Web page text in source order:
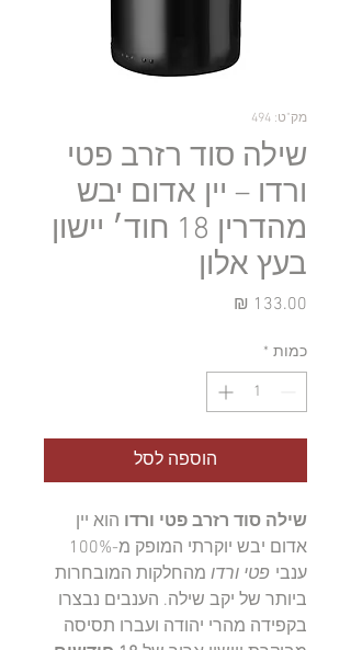
מק"ט: 494
שילה סוד רזרב פטי
ורדו – יין אדום יבש
מהדרין 18 חוד׳ יישון
בעץ אלון
כמות *
הוספה לסל
שילה סוד רזרב פטי ורדו הוא יין
אדום יבש יוקרתי המופק מ-100%
ענבי פטי ורדו מהחלקות המובחרות
ביותר של יקב שילה. הענבים נבצרו
בקפידה מהרי יהודה ועברו תסיסה